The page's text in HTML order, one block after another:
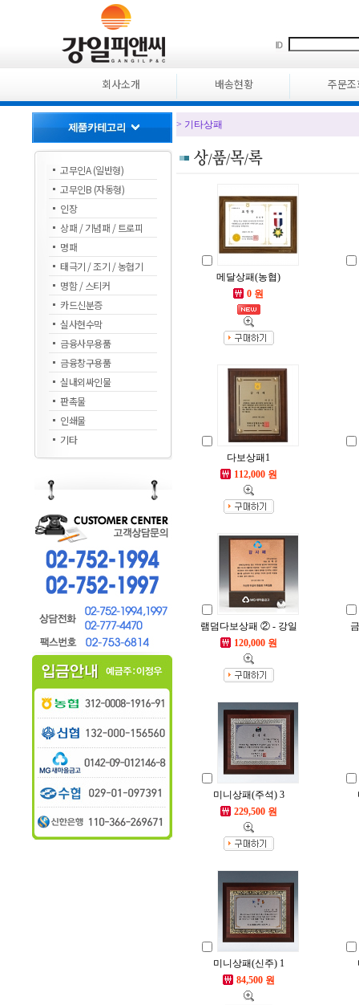
회사소개 배송현황 주문조
고무인A (일반형)
고무인B (자동형)
인장
상패 / 기념패 / 트로피
명패
태극기 / 조기 / 농협기
명함 / 스티커
카드신분증
실사현수막
금융사무용품
금융창구용품
실내외싸인물
판촉물
인쇄물
기타
> 기타상패
메달상패(농협)
0 원
다보상패1
112,000 원
램덤다보상패 ② - 강일
120,000 원
미니상패(주석) 3
229,500 원
미니상패(신주) 1
84,500 원